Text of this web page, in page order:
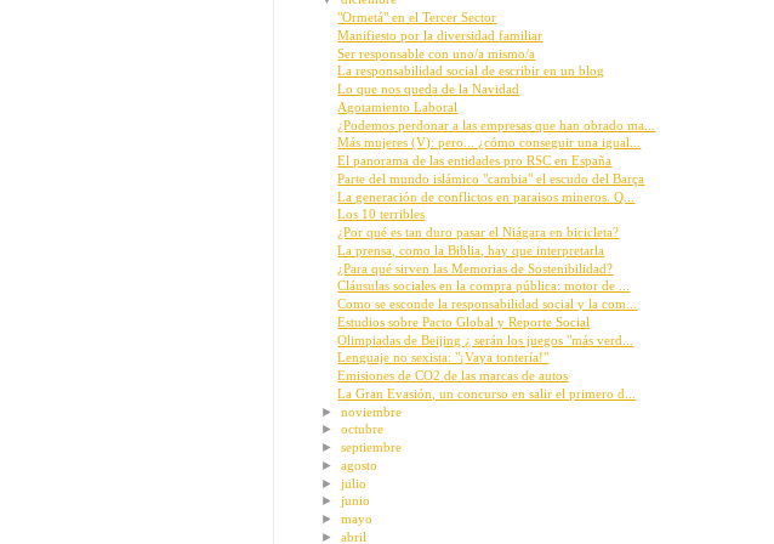
"Ormetá" en el Tercer Sector
Manifiesto por la diversidad familiar
Ser responsable con uno/a mismo/a
La responsabilidad social de escribir en un blog
Lo que nos queda de la Navidad
Agotamiento Laboral
¿Podemos perdonar a las empresas que han obrado ma...
Más mujeres (V): pero... ¿cómo conseguir una igual...
El panorama de las entidades pro RSC en España
Parte del mundo islámico "cambia" el escudo del Barça
La generación de conflictos en paraisos mineros. Q...
Los 10 terribles
¿Por qué es tan duro pasar el Niágara en bicicleta?
La prensa, como la Biblia, hay que interpretarla
¿Para qué sirven las Memorias de Sostenibilidad?
Cláusulas sociales en la compra pública: motor de ...
Como se esconde la responsabilidad social y la com...
Estudios sobre Pacto Global y Reporte Social
Olimpiadas de Beijing ¿ serán los juegos "más verd...
Lenguaje no sexista: "¡Vaya tontería!"
Emisiones de CO2 de las marcas de autos
La Gran Evasión, un concurso en salir el primero d...
►noviembre
►octubre
►septiembre
►agosto
►julio
►junio
►mayo
►abril